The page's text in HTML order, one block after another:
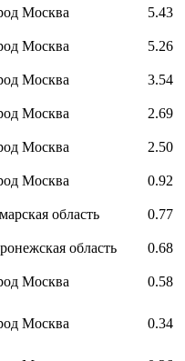
Москва 5.43
Москва 5.26
Москва 3.54
Москва 2.69
Москва 2.50
Москва 0.92
область 0.77
область 0.68
Москва 0.58
Москва 0.34